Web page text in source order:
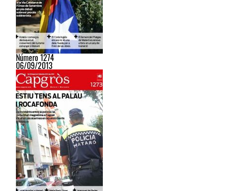
Número 1274
06/09/2013